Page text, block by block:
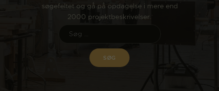
søgefeltet og gå på opdagelse i mere end
2000 projektbeskrivelser.
ENGLISH